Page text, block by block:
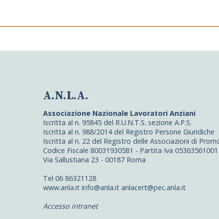
A.N.L.A.
Associazione Nazionale Lavoratori Anziani
Iscritta al n. 95845 del R.U.N.T.S. sezione A.P.S.
Iscritta al n. 988/2014 del Registro Persone Giuridiche
Iscritta al n. 22 del Registro delle Associazioni di
Codice Fiscale 80031930581 - Partita Iva 05363561001
Via Sallustiana 23 - 00187 Roma
Tel 06 86321128
www.anla.it info@anla.it anlacert@pec.anla.it
Accesso intranet